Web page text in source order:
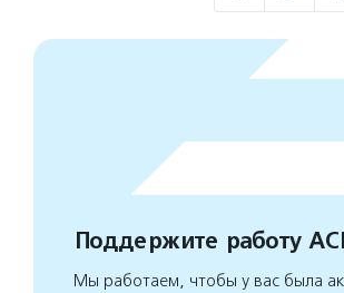
Поддержите работу
Мы работаем, чтобы у вас была